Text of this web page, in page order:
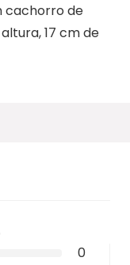
cachorro de
17 cm de
0